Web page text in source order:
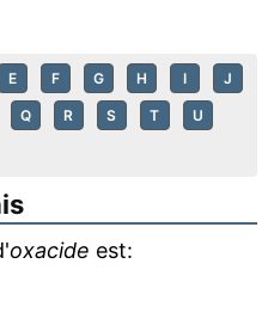
E F G H I J
Q R S T U
oxacide est: